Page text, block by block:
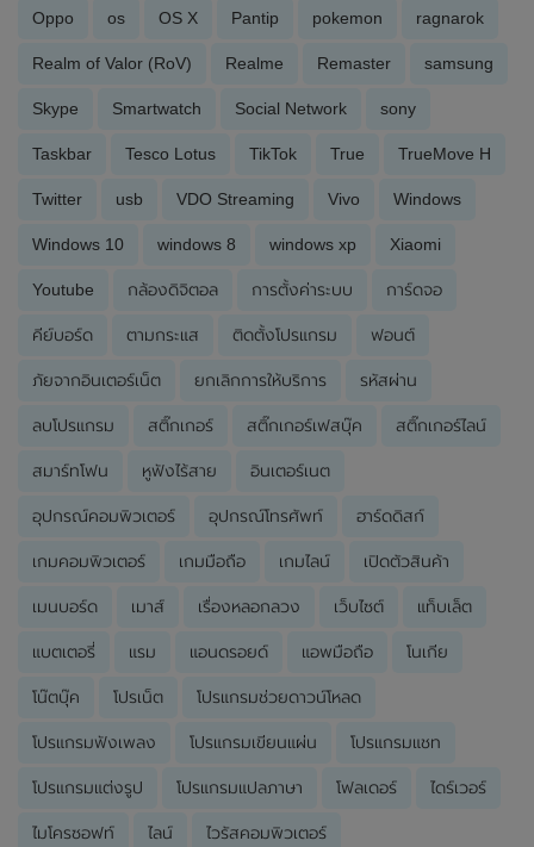
Oppo os OS X Pantip pokemon ragnarok
Realm of Valor (RoV) Realme Remaster samsung
Skype Smartwatch Social Network sony
Taskbar Tesco Lotus TikTok True TrueMove H
Twitter usb VDO Streaming Vivo Windows
Windows 10 windows 8 windows xp Xiaomi
Youtube กล้องดิจิตอล การตั้งค่าระบบ การ์ดจอ
คีย์บอร์ด ตามกระแส ติดตั้งโปรแกรม ฟอนต์
ภัยจากอินเตอร์เน็ต ยกเลิกการให้บริการ รหัสผ่าน
ลบโปรแกรม สติ๊กเกอร์ สติ๊กเกอร์เฟสบุ๊ค สติ๊กเกอร์ไลน์
สมาร์ทโฟน หูฟังไร้สาย อินเตอร์เนต
อุปกรณ์คอมพิวเตอร์ อุปกรณ์โทรศัพท์ ฮาร์ดดิสก์
เกมคอมพิวเตอร์ เกมมือถือ เกมไลน์ เปิดตัวสินค้า
เมนบอร์ด เมาส์ เรื่องหลอกลวง เว็บไซต์ แท็บเล็ต
แบตเตอรี่ แรม แอนดรอยด์ แอพมือถือ โนเกีย
โน๊ตบุ๊ค โปรเน็ต โปรแกรมช่วยดาวน์โหลด
โปรแกรมฟังเพลง โปรแกรมเขียนแผ่น โปรแกรมแชท
โปรแกรมแต่งรูป โปรแกรมแปลภาษา โฟลเดอร์ ไดร์เวอร์
ไมโครซอฟท์ ไลน์ ไวรัสคอมพิวเตอร์